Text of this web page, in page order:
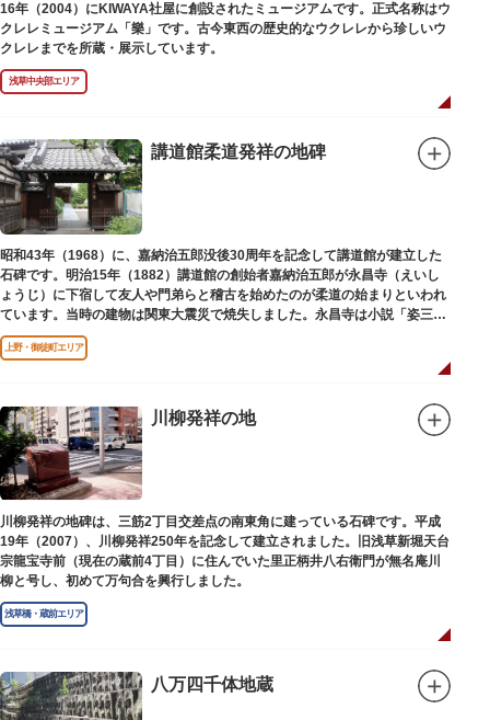
16年（2004）にKIWAYA社屋に創設されたミュージアムです。正式名称はウ
クレレミュージアム「樂」です。古今東西の歴史的なウクレレから珍しいウ
クレレまでを所蔵・展示しています。
浅草中央部エリア
講道館柔道発祥の地碑
昭和43年（1968）に、嘉納治五郎没後30周年を記念して講道館が建立した
石碑です。明治15年（1882）講道館の創始者嘉納治五郎が永昌寺（えいし
ょうじ）に下宿して友人や門弟らと稽古を始めたのが柔道の始まりといわれ
ています。当時の建物は関東大震災で焼失しました。永昌寺は小説「姿三四
郎」に登場する隆昌寺のモデルでもあります。
上野・御徒町エリア
川柳発祥の地
川柳発祥の地碑は、三筋2丁目交差点の南東角に建っている石碑です。平成
19年（2007）、川柳発祥250年を記念して建立されました。旧浅草新堀天台
宗龍宝寺前（現在の蔵前4丁目）に住んでいた里正柄井八右衛門が無名庵川
柳と号し、初めて万句合を興行しました。
浅草橋・蔵前エリア
八万四千体地蔵